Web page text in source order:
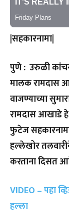
|सहकारनामा|
पुणे : उरुळी
मालक रामदास
वाजण्याच्या
रामदास आखाडे
फुटेज
हल्लेखोर
करताना दिसत
VIDEO – पहा
हल्ला